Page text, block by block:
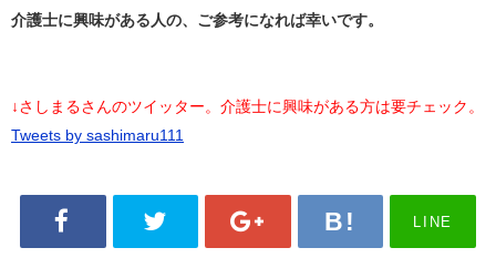
介護士に興味がある人の、ご参考になれば幸いです。
↓さしまるさんのツイッター。介護士に興味がある方は要チェック。
Tweets by sashimaru111
LINE